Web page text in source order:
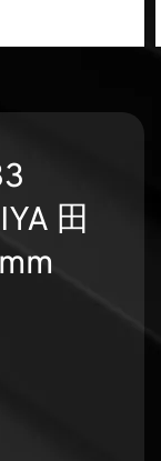
田